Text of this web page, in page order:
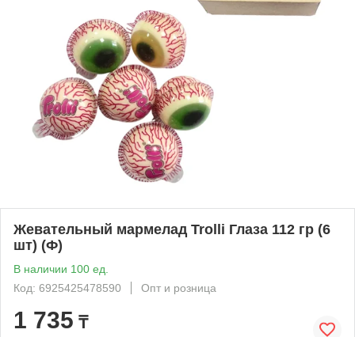
Жевательный мармелад Trolli Глаза 112 гр (6
шт) (Ф)
В наличии 100 ед.
Код: 6925425478590
Опт и розница
1 735 ₸